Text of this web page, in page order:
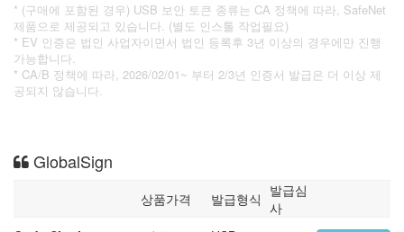
* (구매에 포함된 경우) USB 보안 토큰 종류는 CA 정책에 따라, SafeNet
제품으로 제공되고 있습니다. (별도 인스톨 작업필요)
* EV 인증은 법인 사업자이면서 법인 등록후 3년 이상의 경우에만 진행
가능합니다.
* CA/B 정책에 따라, 2026/02/01~ 부터 2/3년 인증서 발급은 더 이상 제
공되지 않습니다.
GlobalSign
상품가격 발급형식 발급심
사